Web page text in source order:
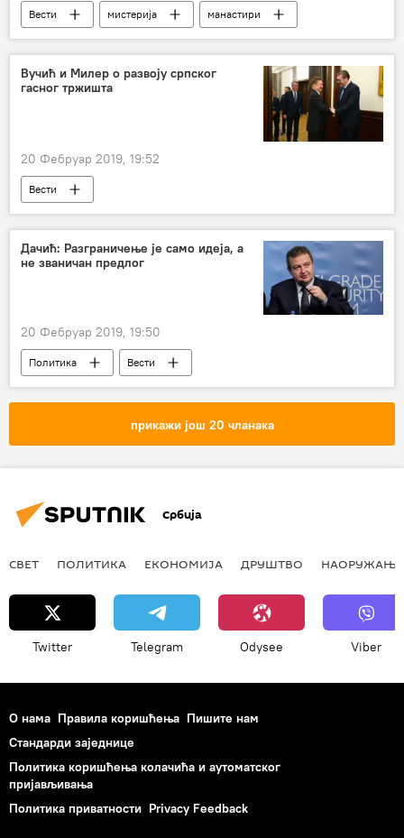
Вести мистерија
манастири
фреске
Друштво
Вучић и Милер о развоју српског
гасног тржишта
20 Фебруар 2019, 19:52
Вести
Дачић: Разграничење је само идеја, а
не званичан предлог
20 Фебруар 2019, 19:50
Политика Вести
прикажи још 20 чланака
Србија
СВЕТ ПОЛИТИКА ЕКОНОМИЈА ДРУШТВО НАОРУЖАЊЕ
Twitter Telegram Odysee Viber
О нама Правила коришћења Пишите нам
Стандарди заједнице
Политика коришћења колачића и аутоматског
пријављивања
Политика приватности Privacy Feedback